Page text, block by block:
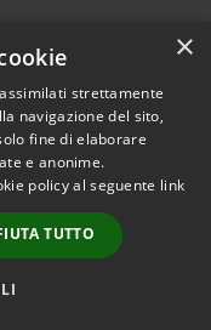
×
strettamente
navigazione del sito,
fine di elaborare
e anonime.
policy al seguente link
TUTTO